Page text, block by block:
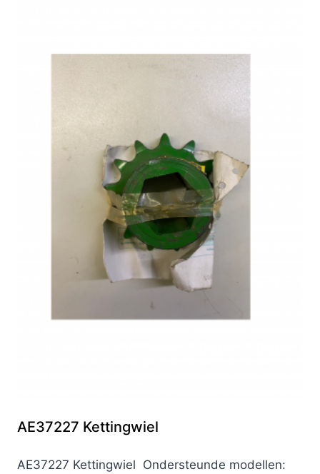
AE37227 Kettingwiel
AE37227 Kettingwiel Ondersteunde modellen: